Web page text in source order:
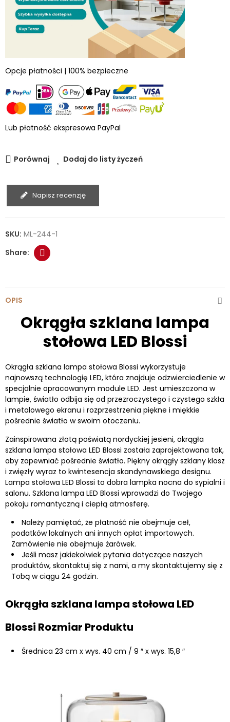
Opcje płatności | 100% bezpieczne
Lub płatność ekspresowa PayPal
Porównaj Dodaj do listy życzeń
Napisz recenzję
SKU: ML-244-1
OPIS
Okrągła szklana lampa
stołowa LED Blossi
Okrągła szklana lampa stołowa Blossi wykorzystuje
najnowszą technologię LED, która znajduje odzwierciedlenie w
specjalnie opracowanym module LED. Jest umieszczona w
lampie, światło odbija się od przezroczystego i czystego szkła
i metalowego ekranu i rozprzestrzenia piękne i miękkie
pośrednie światło w swoim otoczeniu.
Zainspirowana złotą poświatą nordyckiej jesieni, okrągła
szklana lampa stołowa LED Blossi została zaprojektowana tak,
aby zapewniać pośrednie światło. Piękny okrągły szklany klosz
i zwięzły wyraz to kwintesencja skandynawskiego designu.
Lampa stołowa LED Blossi to dobra lampka nocna do sypialni i
salonu. Szklana lampa LED Blossi wprowadzi do Twojego
pokoju romantyczną i ciepłą atmosferę.
Należy pamiętać, że płatność nie obejmuje ceł,
podatków lokalnych ani innych opłat importowych.
Zamówienie nie obejmuje żarówek.
Jeśli masz jakiekolwiek pytania dotyczące naszych
produktów, skontaktuj się z nami, a my skontaktujemy się z
Tobą w ciągu 24 godzin.
Okrągła szklana lampa stołowa LED
Blossi Rozmiar Produktu
Średnica 23 cm x wys. 40 cm / 9 ″ x wys. 15,8 ″